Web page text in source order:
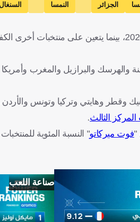
الجزائر النمسا
الأردن ضد الأرجنتين الأردن
فرنسا الإكوادور ألمانيا الأردن
حسمت بعض المنتخبات تأهلها بالفعل إلى دور الـ32 من كأس العالم 2026،
والبرازيل والمغرب وأمريكا
وقطر وهايتي وتركيا وتونس والأردن
.
"فوت ميركاتو" النسبة المئوية
صناعة اللعب